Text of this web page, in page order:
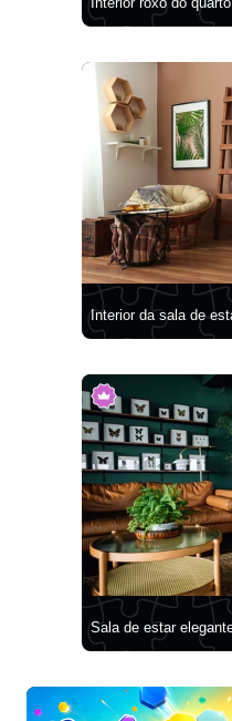
Interior roxo do quarto